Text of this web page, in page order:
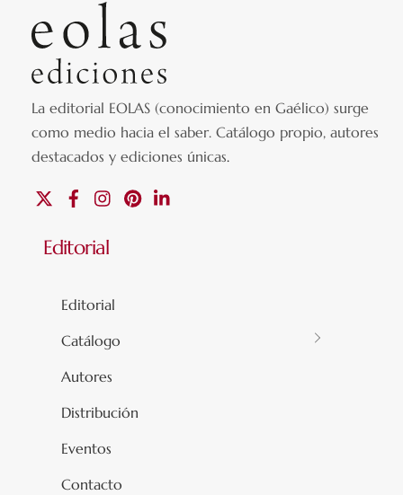
La editorial EOLAS (conocimiento en Gaélico) surge
como medio hacia el saber.Catálogo propio, autores
destacados y ediciones únicas.
FacebookInstagramPinterest
Editorial
Editorial
Catálogo
Autores
Distribución
Eventos
Contacto